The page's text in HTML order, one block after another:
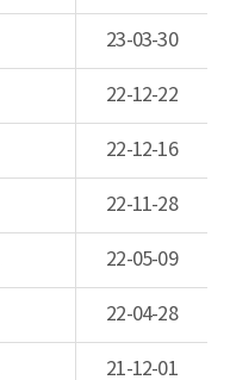
23-03-30
22-12-22
22-12-16
22-11-28
22-05-09
22-04-28
21-12-01